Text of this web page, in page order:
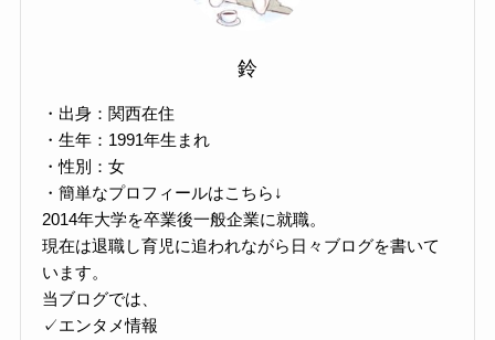
鈴
・出身：関西在住
・生年：1991年生まれ
・性別：女
・簡単なプロフィールはこちら↓
2014年大学を卒業後一般企業に就職。
現在は退職し育児に追われながら日々ブログを書いて
います。
当ブログでは、
✓エンタメ情報